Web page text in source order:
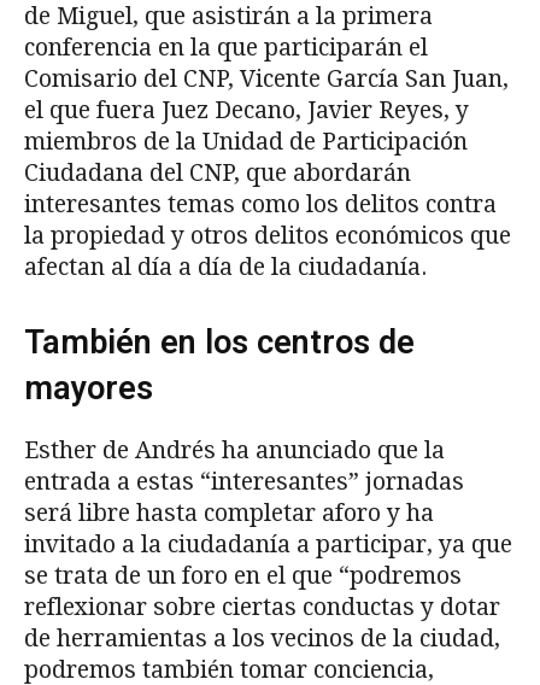
de Miguel, que asistirán a la primera
conferencia en la que participarán el
Comisario del CNP, Vicente García San Juan,
el que fuera Juez Decano, Javier Reyes, y
miembros de la Unidad de Participación
Ciudadana del CNP, que abordarán
interesantes temas como los delitos contra
la propiedad y otros delitos económicos que
afectan al día a día de la ciudadanía.
También en los centros de
mayores
Esther de Andrés ha anunciado que la
entrada a estas “interesantes” jornadas
será libre hasta completar aforo y ha
invitado a la ciudadanía a participar, ya que
se trata de un foro en el que “podremos
reflexionar sobre ciertas conductas y dotar
de herramientas a los vecinos de la ciudad,
podremos también tomar conciencia,